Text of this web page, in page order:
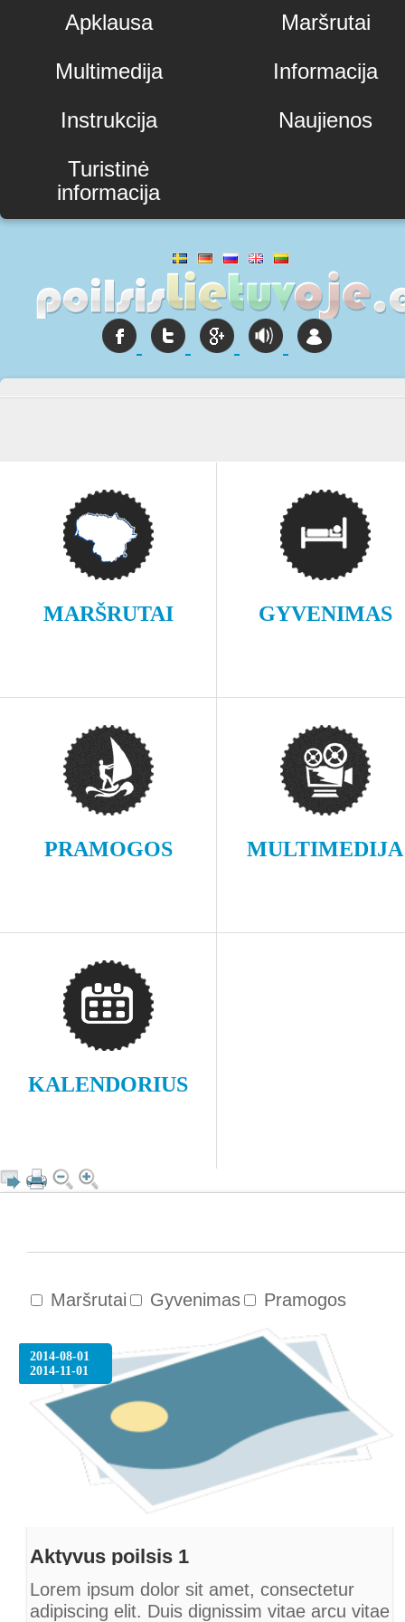
Apklausa
Maršrutai
Multimedija
Informacija
Instrukcija
Naujienos
Turistinė
informacija
MARŠRUTAI GYVENIMAS
PRAMOGOS MULTIMEDIJA
KALENDORIUS
Maršrutai Gyvenimas Pramogos
2014-08-01
2014-11-01
Aktyvus poilsis 1
Lorem ipsum dolor sit amet, consectetur
adipiscing elit. Duis dignissim vitae arcu vitae